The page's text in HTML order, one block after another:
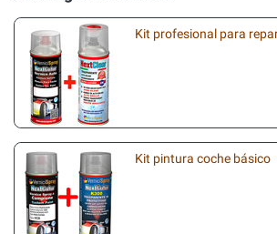
Kit profesional para
Kit pintura coche básico